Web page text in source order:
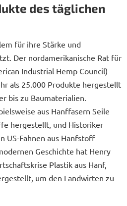
des täglichen
für ihre Stärke und
Der nordamerikanische Rat für
Industrial Hemp Council)
als 25.000 Produkte hergestellt
bis zu Baumaterialien.
aus Hanffasern Seile
hergestellt, und Historiker
US-Fahnen aus Hanfstoff
Geschichte hat Henry
Plastik aus Hanf,
um den Landwirten zu